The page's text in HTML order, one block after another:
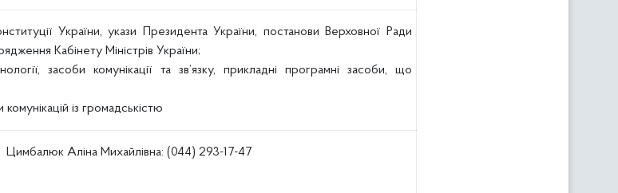
України, укази Президента України, постанови Верховної Ради
Кабінету Міністрів України;
засоби комунікації та зв’язку, прикладні програмні засоби, що
із громадськістю
Цимбалюк Аліна Михайлівна: (044) 293-17-47